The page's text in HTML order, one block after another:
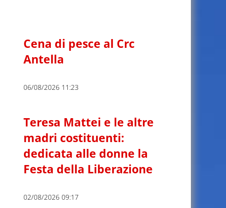
Cena di pesce al Crc
Antella
06/08/2026 11:23
Teresa Mattei e le altre
madri costituenti:
dedicata alle donne la
Festa della Liberazione
02/08/2026 09:17